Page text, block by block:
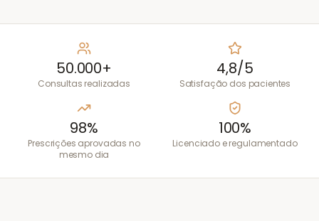
50.000+
Consultas realizadas
4,8/5
Satisfação dos pacientes
98%
Prescrições aprovadas no
mesmo dia
100%
Licenciado e regulamentado